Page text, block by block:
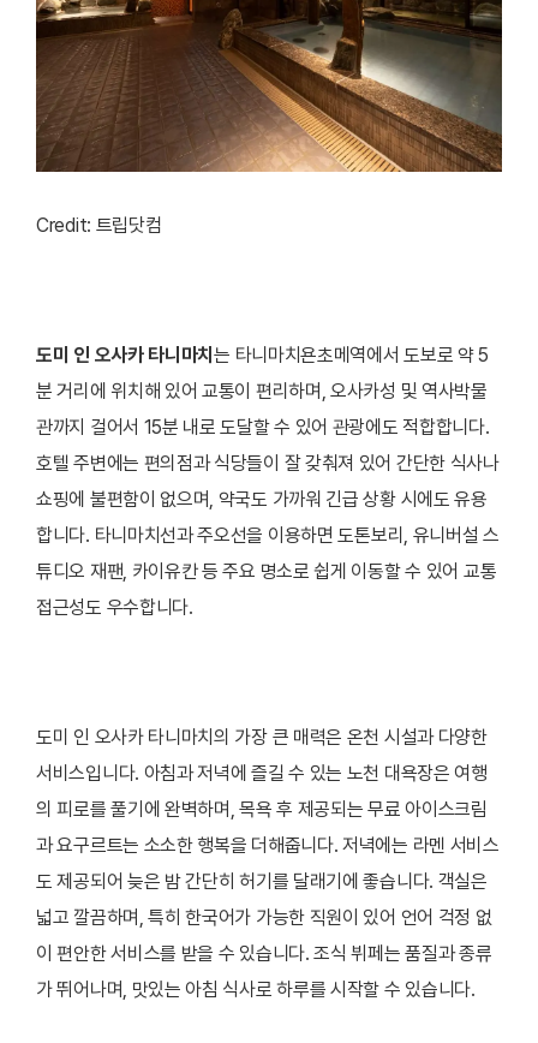
Credit: 트립닷컴
도미 인 오사카 타니마치는 타니마치욘초메역에서 도보로 약 5
분 거리에 위치해 있어 교통이 편리하며, 오사카성 및 역사박물
관까지 걸어서 15분 내로 도달할 수 있어 관광에도 적합합니다.
호텔 주변에는 편의점과 식당들이 잘 갖춰져 있어 간단한 식사나
쇼핑에 불편함이 없으며, 약국도 가까워 긴급 상황 시에도 유용
합니다. 타니마치선과 주오선을 이용하면 도톤보리, 유니버설 스
튜디오 재팬, 카이유칸 등 주요 명소로 쉽게 이동할 수 있어 교통
접근성도 우수합니다.
도미 인 오사카 타니마치의 가장 큰 매력은 온천 시설과 다양한
서비스입니다. 아침과 저녁에 즐길 수 있는 노천 대욕장은 여행
의 피로를 풀기에 완벽하며, 목욕 후 제공되는 무료 아이스크림
과 요구르트는 소소한 행복을 더해줍니다. 저녁에는 라멘 서비스
도 제공되어 늦은 밤 간단히 허기를 달래기에 좋습니다. 객실은
넓고 깔끔하며, 특히 한국어가 가능한 직원이 있어 언어 걱정 없
이 편안한 서비스를 받을 수 있습니다. 조식 뷔페는 품질과 종류
가 뛰어나며, 맛있는 아침 식사로 하루를 시작할 수 있습니다.